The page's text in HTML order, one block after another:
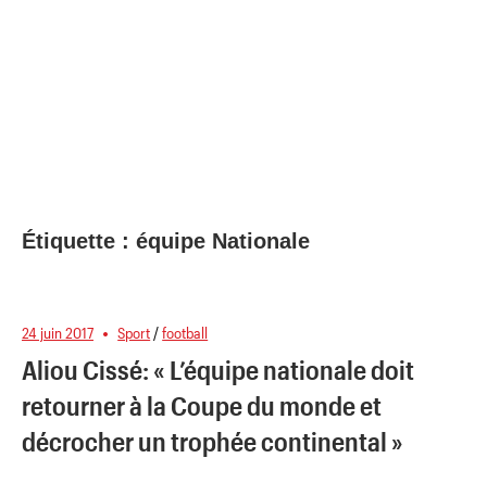
Étiquette : équipe Nationale
24 juin 2017 Sport /football
Aliou Cissé: « L’équipe nationale doit
retourner à la Coupe du monde et
décrocher un trophée continental »